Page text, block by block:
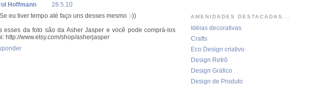
Hoffmann
28.5.10
eu tiver tempo até faço uns desses mesmo :-))
esses da foto são da Asher Jasper e você pode comprá-los
http://www.etsy.com/shop/asherjasper
AMENIDADES DESTACADAS...
Idéias decorativas
Crafts
Eco Design criativo
Design Retrô
Design Gráfico
Design de Produto